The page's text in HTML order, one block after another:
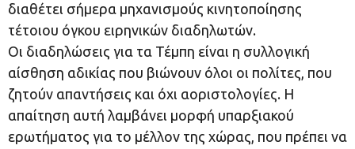
διαθέτει σήμερα μηχανισμούς κινητοποίησης
τέτοιου όγκου ειρηνικών διαδηλωτών.
Οι διαδηλώσεις για τα Τέμπη είναι η συλλογική
αίσθηση αδικίας που βιώνουν όλοι οι πολίτες, που
ζητούν απαντήσεις και όχι αοριστολογίες. Η
απαίτηση αυτή λαμβάνει μορφή υπαρξιακού
ερωτήματος για το μέλλον της χώρας, που πρέπει να